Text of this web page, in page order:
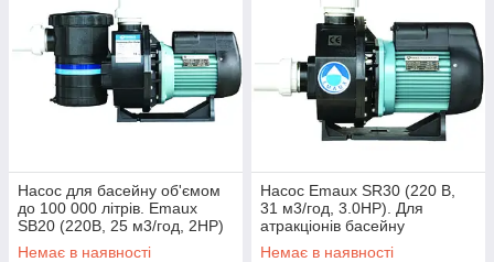
Насос для басейну об'ємом
до 100 000 літрів. Emaux
SB20 (220В, 25 м3/год, 2HP)
Немає в наявності
Насос Emaux SR30 (220 В,
31 м3/год, 3.0HP). Для
атракціонів басейну
Немає в наявності